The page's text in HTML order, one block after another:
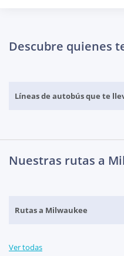
Descubre quienes
Líneas de autobús que te
Nuestras rutas a
Rutas a Milwaukee
Ver todas